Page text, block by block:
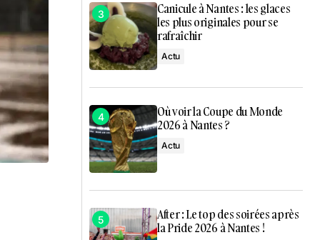
Canicule à Nantes : les glaces
les plus originales pour se
rafraîchir
Actu
Où voir la Coupe du Monde
2026 à Nantes ?
Actu
After : Le top des soirées après
la Pride 2026 à Nantes !